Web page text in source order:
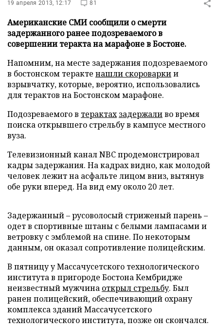
19 апреля 2013, 12:17 81
Американские СМИ сообщили о смерти
задержанного ранее подозреваемого в
совершении теракта на марафоне в Бостоне.
Напомним, на месте задержания подозреваемого
в бостонском теракте нашли скороваркии
взрывчатку, которые, вероятно, использовались
для терактов на Бостонском марафоне.
Подозреваемого в терактах задержаливо время
поиска открывшего стрельбу в кампусе местного
вуза.
Телевизионный канал NBC продемонстрировал
кадры задержания. На кадрах видно, как молодой
человек лежит на асфальте лицом вниз, вытянув
обе руки вперед. На вид ему около 20 лет.
Задержанный–русоволосый стриженый парень –
одет в спортивные штаны с белыми лампасами и
ветровку с эмблемой на спине. По некоторым
данным, он оказал сопротивление полицейским.
В пятницу у Массачусетского технологического
института в пригороде Бостона Кембридже
неизвестный мужчина открыл стрельбу. Был
ранен полицейский, обеспечивающий охрану
комплекса зданий Массачусетского
технологического института, позже он скончался.